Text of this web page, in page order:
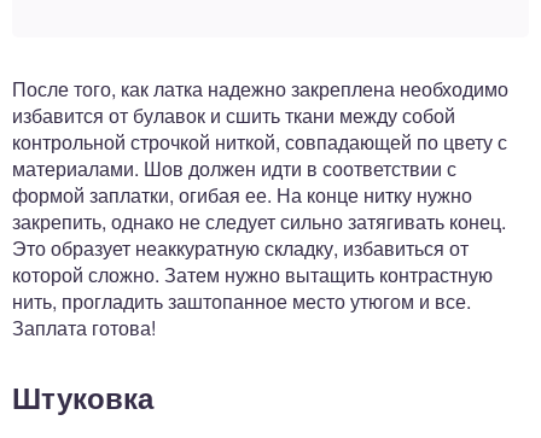
После того, как латка надежно закреплена необходимо
избавится от булавок и сшить ткани между собой
контрольной строчкой ниткой, совпадающей по цвету с
материалами. Шов должен идти в соответствии с
формой заплатки, огибая ее. На конце нитку нужно
закрепить, однако не следует сильно затягивать конец.
Это образует неаккуратную складку, избавиться от
которой сложно. Затем нужно вытащить контрастную
нить, прогладить заштопанное место утюгом и все.
Заплата готова!
Штуковка